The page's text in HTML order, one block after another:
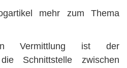
mehr zum Thema
Vermittlung ist der
die Schnittstelle zwischen